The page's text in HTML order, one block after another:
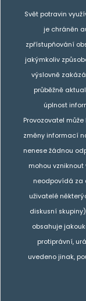
Svět potravin
je chráněn
zpřístupňování
jakýmkoliv
výslovně
průběžně
úplnost
Provozovatel
změny informací
nenese žádnou
mohou vzniknout
neodpovídá za
uživatelé
diskusní
obsahuje
protiprávní,
uvedeno jinak,